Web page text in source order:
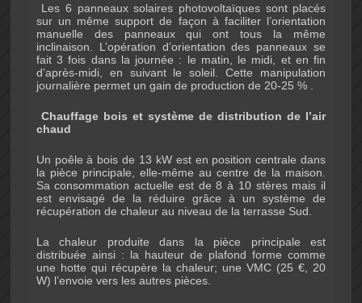
Les 6 panneaux solaires photovoltaïques sont placés
sur un même support de façon à faciliter l’orientation
manuelle des panneaux qui ont tous la même
inclinaison. L’opération d’orientation des panneaux se
fait 3 fois dans la journée : le matin, le midi, et en fin
d’après-midi, en suivant le soleil. Cette manipulation
journalière permet un gain de production de 20-25 % .
Chauffage bois et système de distribution de l’air
chaud
Un poêle à bois de 13 kW est en position centrale dans
la pièce principale, elle-même au centre de la maison.
Sa consommation actuelle est de 8 à 10 stères mais il
est envisagé de la réduire grâce à un système de
récupération de chaleur au niveau de la terrasse Sud.
La chaleur produite dans la pièce principale est
distribuée ainsi : la hauteur de plafond forme comme
une hotte qui récupère la chaleur; une VMC (25 €, 20
W) l’envoie vers les autres pièces.